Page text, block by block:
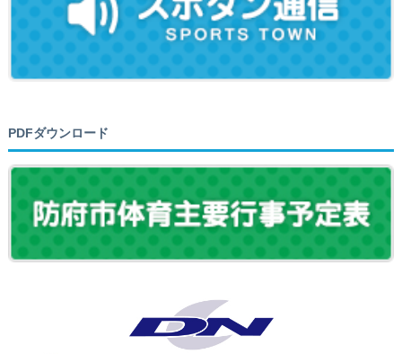
PDFダウンロード